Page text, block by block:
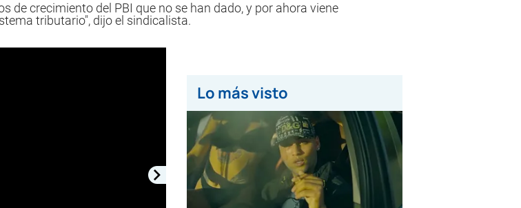
de crecimiento del PBI que no se han dado, y por ahora viene
tributario", dijo el sindicalista.
Lo más visto